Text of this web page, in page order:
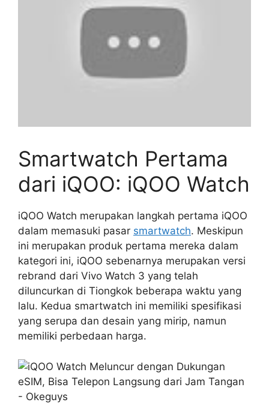
Smartwatch Pertama
dari iQOO: iQOO Watch
iQOO Watch merupakan langkah pertama iQOO
dalam memasuki pasar smartwatch. Meskipun
ini merupakan produk pertama mereka dalam
kategori ini, iQOO sebenarnya merupakan versi
rebrand dari Vivo Watch 3 yang telah
diluncurkan di Tiongkok beberapa waktu yang
lalu. Kedua smartwatch ini memiliki spesifikasi
yang serupa dan desain yang mirip, namun
memiliki perbedaan harga.